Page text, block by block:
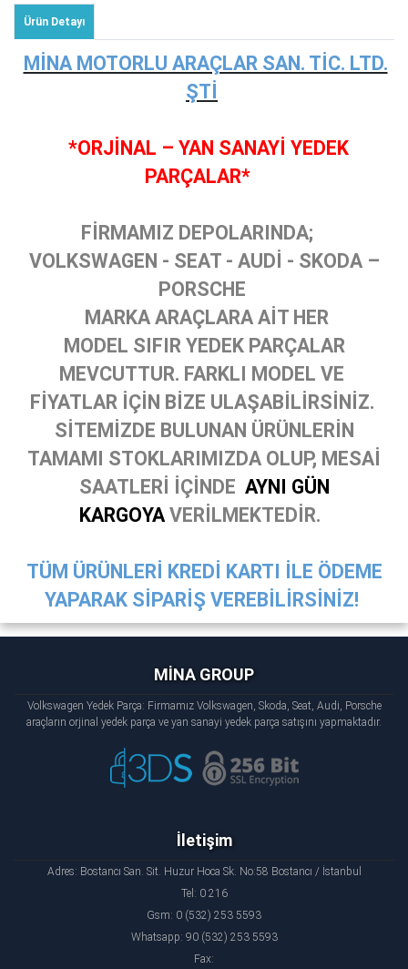
Ürün Detayı
MİNA MOTORLU ARAÇLAR SAN. TİC. LTD.
ŞTİ
*ORJİNAL – YAN SANAYİ YEDEK
PARÇALAR*
FİRMAMIZ DEPOLARINDA;
VOLKSWAGEN - SEAT - AUDİ - SKODA –
PORSCHE
MARKA ARAÇLARA AİT HER
MODEL SIFIR YEDEK PARÇALAR
MEVCUTTUR. FARKLI MODEL VE
FİYATLAR İÇİN BİZE ULAŞABİLİRSİNİZ.
SİTEMİZDE BULUNAN ÜRÜNLERİN
TAMAMI STOKLARIMIZDA OLUP, MESAİ
SAATLERİ İÇİNDE AYNI GÜN
KARGOYA VERİLMEKTEDİR.
TÜM ÜRÜNLERİ KREDİ KARTI İLE ÖDEME
YAPARAK SİPARİŞ VEREBİLİRSİNİZ!
MİNA GROUP
Volkswagen Yedek Parça: Firmamız Volkswagen, Skoda, Seat, Audi, Porsche
araçların orjinal yedek parça ve yan sanayi yedek parça satışını yapmaktadır.
İletişim
Adres: Bostancı San. Sit. Huzur Hoca Sk. No:58 Bostancı / İstanbul
Tel: 0 216
Gsm: 0 (532) 253 5593
Whatsapp: 90 (532) 253 5593
Fax: